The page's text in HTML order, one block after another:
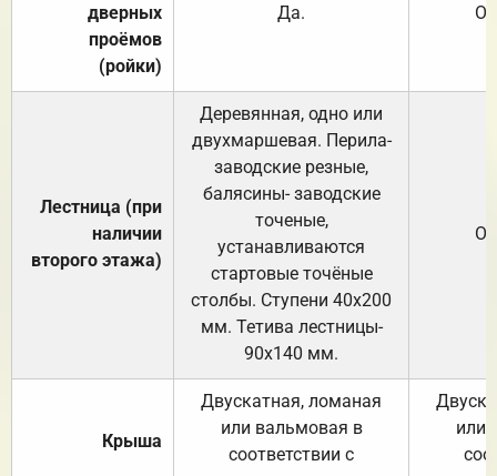
дверных
проёмов
(ройки)
Да.
Лестница (при
наличии
второго этажа)
Деревянная, одно или
двухмаршевая. Перила-
заводские резные,
балясины- заводские
точеные,
устанавливаются
стартовые точёные
столбы. Ступени 40х200
мм. Тетива лестницы-
90х140 мм.
Крыша
Двускатная, ломаная
или вальмовая в
соответствии с
или